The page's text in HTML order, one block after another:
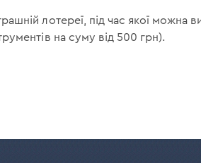
лотереї, під час якої можна
на суму від 500 грн).